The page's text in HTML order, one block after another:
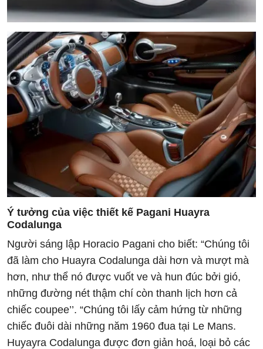
Ý tưởng của việc thiết kế Pagani Huayra
Codalunga
Người sáng lập Horacio Pagani cho biết: “Chúng tôi
đã làm cho Huayra Codalunga dài hơn và mượt mà
hơn, như thể nó được vuốt ve và hun đúc bởi gió,
những đường nét thậm chí còn thanh lịch hơn cả
chiếc coupee’’. “Chúng tôi lấy cảm hứng từ những
chiếc đuôi dài những năm 1960 đua tại Le Mans.
Huyayra Codalunga được đơn giản hoá, loại bỏ các